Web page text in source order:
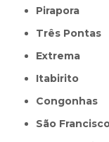
Pirapora
Três Pontas
Extrema
Itabirito
Congonhas
São